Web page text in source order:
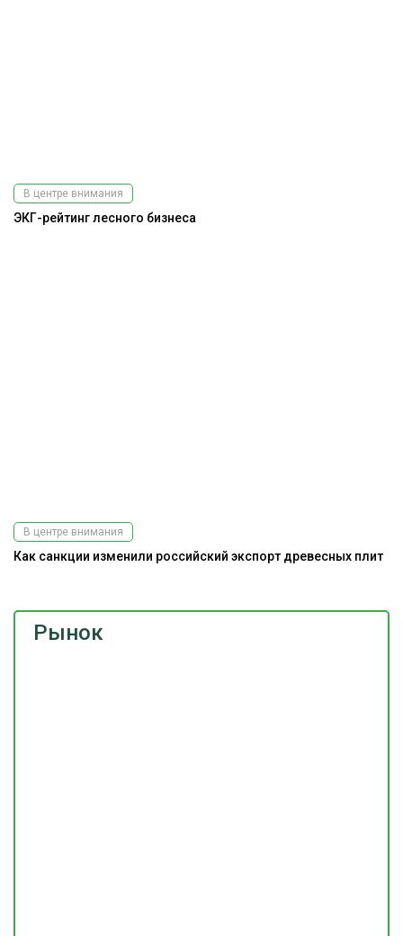
Рынок
В центре внимания
ЭКГ-рейтинг лесного бизнеса
В центре внимания
Как санкции изменили российский экспорт древесных плит